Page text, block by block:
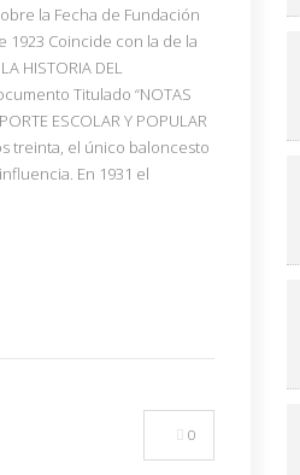
la Fecha de Fundación
1923 Coincide con la de la
HISTORIA DEL
Titulado “NOTAS
ESCOLAR Y POPULAR
treinta, el único baloncesto
En 1931 el
0